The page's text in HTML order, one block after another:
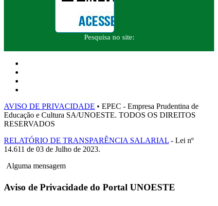
Pesquisa no site:
AVISO DE PRIVACIDADE • EPEC - Empresa Prudentina de
Educação e Cultura SA/UNOESTE. TODOS OS DIREITOS
RESERVADOS
RELATÓRIO DE TRANSPARÊNCIA SALARIAL - Lei nº
14.611 de 03 de Julho de 2023.
Alguma mensagem
Aviso de Privacidade do Portal UNOESTE